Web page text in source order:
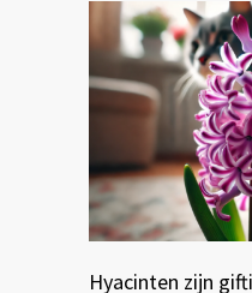
Hyacinten zijn